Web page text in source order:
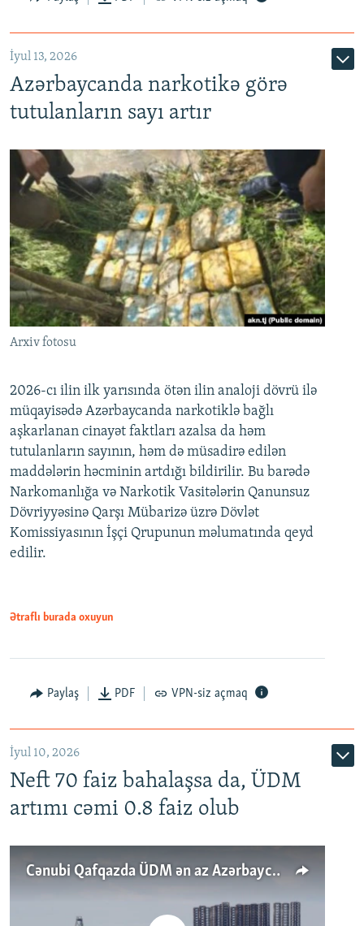
İyul 13, 2026
Azərbaycanda narkotikə görə
tutulanların sayı artır
Arxiv fotosu
2026-cı ilin ilk yarısında ötən ilin analoji dövrü ilə
müqayisədə Azərbaycanda narkotiklə bağlı
aşkarlanan cinayət faktları azalsa da həm
tutulanların sayının, həm də müsadirə edilən
maddələrin həcminin artdığı bildirilir. Bu barədə
Narkomanlığa və Narkotik Vasitələrin Qanunsuz
Dövriyyəsinə Qarşı Mübarizə üzrə Dövlət
Komissiyasının İşçi Qrupunun məlumatında qeyd
edilir.
Ətraflı burada oxuyun
Paylaş PDF VPN-siz açmaq
İyul 10, 2026
Neft 70 faiz bahalaşsa da, ÜDM
artımı cəmi 0.8 faiz olub
Cənubi Qafqazda ÜDM ən az Azərbaycanda artır: Qonşuları niyə Bakını qabaqlaya bilir?